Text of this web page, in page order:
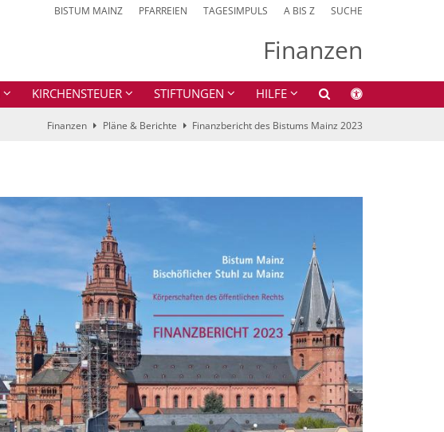
BISTUM MAINZ PFARREIEN TAGESIMPULS A BIS Z SUCHE
Finanzen
KIRCHENSTEUER STIFTUNGEN HILFE
Finanzen Pläne & Berichte Finanzbericht des Bistums Mainz 2023